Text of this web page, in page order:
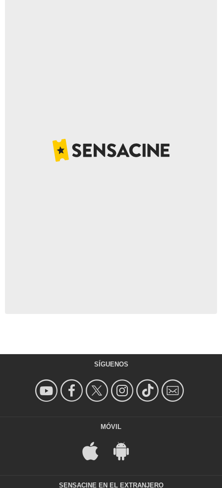
SÍGUENOS
MÓVIL
SENSACINE EN EL EXTRANJERO